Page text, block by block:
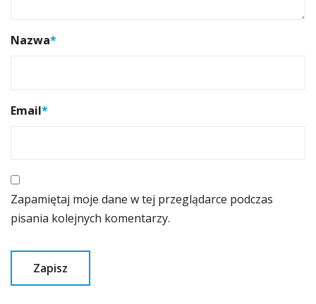
Nazwa*
Email*
Zapamiętaj moje dane w tej przeglądarce podczas
pisania kolejnych komentarzy.